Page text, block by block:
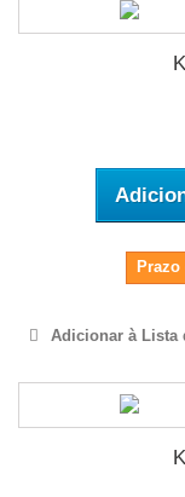
Adicionar à Lista